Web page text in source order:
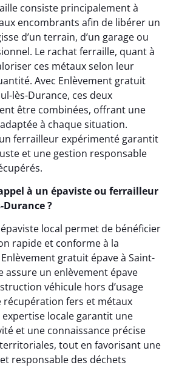
consiste principalement à
encombrants afin de libérer un
d’un terrain, d’un garage ou
Le rachat ferraille, quant à
ces métaux selon leur
Avec Enlèvement gratuit
lès-Durance, ces deux
être combinées, offrant une
à chaque situation.
ferrailleur expérimenté garantit
et une gestion responsable
à un épaviste ou ferrailleur
Durance ?
local permet de bénéficier
rapide et conforme à la
gratuit épave à Saint-
assure un enlèvement épave
véhicule hors d’usage
récupération fers et métaux
locale garantit une
et une connaissance précise
tout en favorisant une
responsable des déchets